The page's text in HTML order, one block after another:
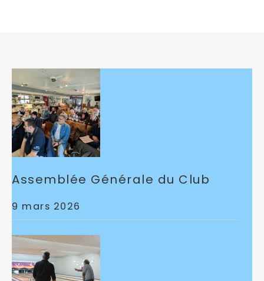
Assemblée Générale du Club
9 mars 2026